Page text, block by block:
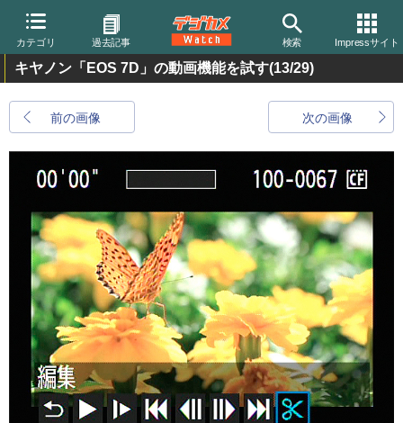
カテゴリ 過去記事 検索 Impressサイト
キヤノン「EOS 7D」の動画機能を試す(13/29)
前の画像 次の画像